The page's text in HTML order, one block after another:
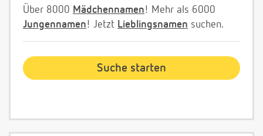
Über 8000 Mädchennamen! Mehr als 6000
Jungennamen! Jetzt Lieblingsnamen suchen.